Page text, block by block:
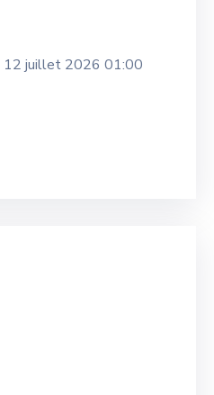
12 juillet 2026 01:00